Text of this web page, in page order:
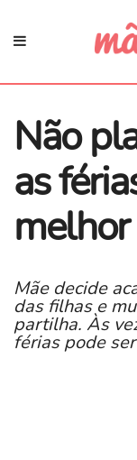
Não
as
Mãe decide
das filhas e
partilha. Às
férias pode